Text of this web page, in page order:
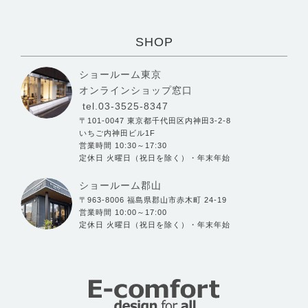
SHOP
ショールーム東京
オンラインショップ窓口
tel.03-3525-8347
〒101-0047 東京都千代田区内神田3-2-8
いちご内神田ビル1F
営業時間 10:30～17:30
定休日 火曜日（祝日を除く）・年末年始
ショールーム郡山
〒963-8006 福島県郡山市赤木町 24-19
営業時間 10:00～17:00
定休日 火曜日（祝日を除く）・年末年始